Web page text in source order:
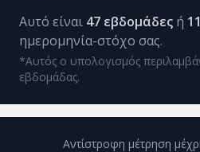
Αυτό είναι 47 εβδομάδες ή
ημερομηνία-στόχο σας.
*Αυτός ο υπολογισμός
εβδομάδας.
Αντίστροφη μέτρηση